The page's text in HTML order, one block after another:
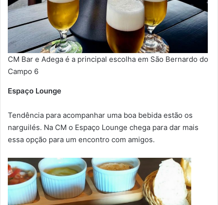
CM Bar e Adega é a principal escolha em São Bernardo do
Campo 6
Espaço Lounge
Tendência para acompanhar uma boa bebida estão os
narguilés. Na CM o Espaço Lounge chega para dar mais
essa opção para um encontro com amigos.